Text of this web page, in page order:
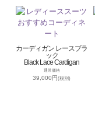
カーディガン レースブラ
ック
Black Lace Cardigan
通常価格
39,000円(税別)